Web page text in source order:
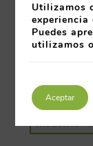
Leer más
Jornada
Medio
Leer más
Industria
Utilizamos
experiencia
Puedes
utilizamos
Aceptar